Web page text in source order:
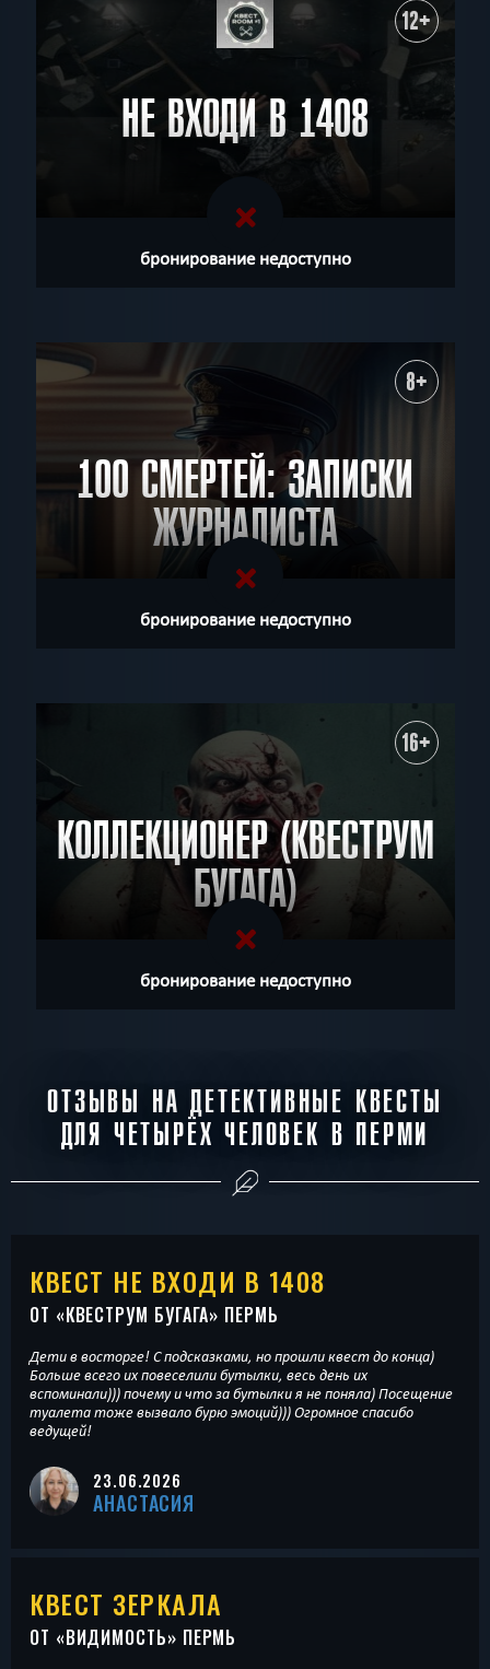
12+
НЕ ВХОДИ В 1408
бронирование недоступно
8+
100 СМЕРТЕЙ: ЗАПИСКИ
ЖУРНАЛИСТА
бронирование недоступно
16+
КОЛЛЕКЦИОНЕР (КВЕСТРУМ
БУГАГА)
бронирование недоступно
ОТЗЫВЫ НА ДЕТЕКТИВНЫЕ КВЕСТЫ
ДЛЯ ЧЕТЫРЁХ ЧЕЛОВЕК В ПЕРМИ
КВЕСТ НЕ ВХОДИ В 1408
ОТ «КВЕСТРУМ БУГАГА» ПЕРМЬ
Дети в восторге! С подсказками, но прошли квест до конца)
Больше всего их повеселили бутылки, весь день их
вспоминали))) почему и что за бутылки я не поняла) Посещение
туалета тоже вызвало бурю эмоций))) Огромное спасибо
ведущей!
23.06.2026
АНАСТАСИЯ
КВЕСТ ЗЕРКАЛА
ОТ «ВИДИМОСТЬ» ПЕРМЬ